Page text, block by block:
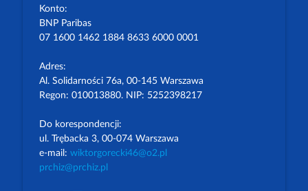
Konto:
BNP Paribas
07 1600 1462 1884 8633 6000 0001
Adres:
Al. Solidarności 76a, 00-145 Warszawa
Regon: 010013880. NIP: 5252398217
Do korespondencji:
ul. Trębacka 3, 00-074 Warszawa
e-mail: wiktorgorecki46@o2.pl
prchiz@prchiz.pl